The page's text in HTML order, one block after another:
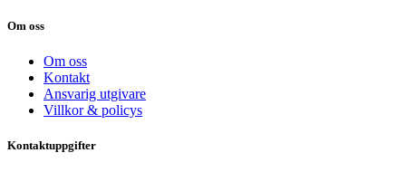
Om oss
Om oss
Kontakt
Ansvarig utgivare
Villkor & policys
Kontaktuppgifter